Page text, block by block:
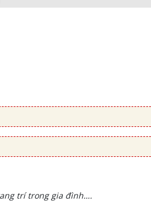
trí trong gia đình….